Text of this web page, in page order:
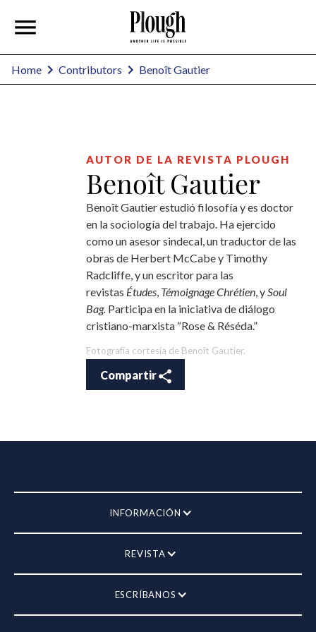
Home Contributors Benoît Gautier
AUTOR DE LA REVISTA PLOUGH
Benoît Gautier
Benoît Gautier estudió filosofía y es doctor
en la sociología del trabajo. Ha ejercido
como un asesor sindecal, un traductor de las
obras de Herbert McCabe y Timothy
Radcliffe, y un escritor para las
revistas Études, Témoignage Chrétien, ySoul
Bag. Participa en la iniciativa de diálogo
cristiano-marxista “Rose & Réséda.”
Fotografía cortesía de Benoît Gautier.
Compartir
INFORMACIÓN
REVISTA
ESCRÍBANOS